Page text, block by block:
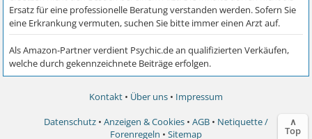
Kontakt • Über uns • Impressum
Datenschutz • Anzeigen & Cookies • AGB • Netiquette /
Forenregeln • Sitemap
∧
Top